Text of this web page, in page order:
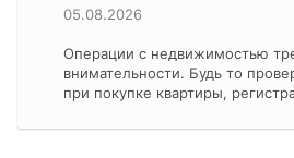
05.08.2026
Операции с недвижимостью
внимательности. Будь то
при покупке квартиры,